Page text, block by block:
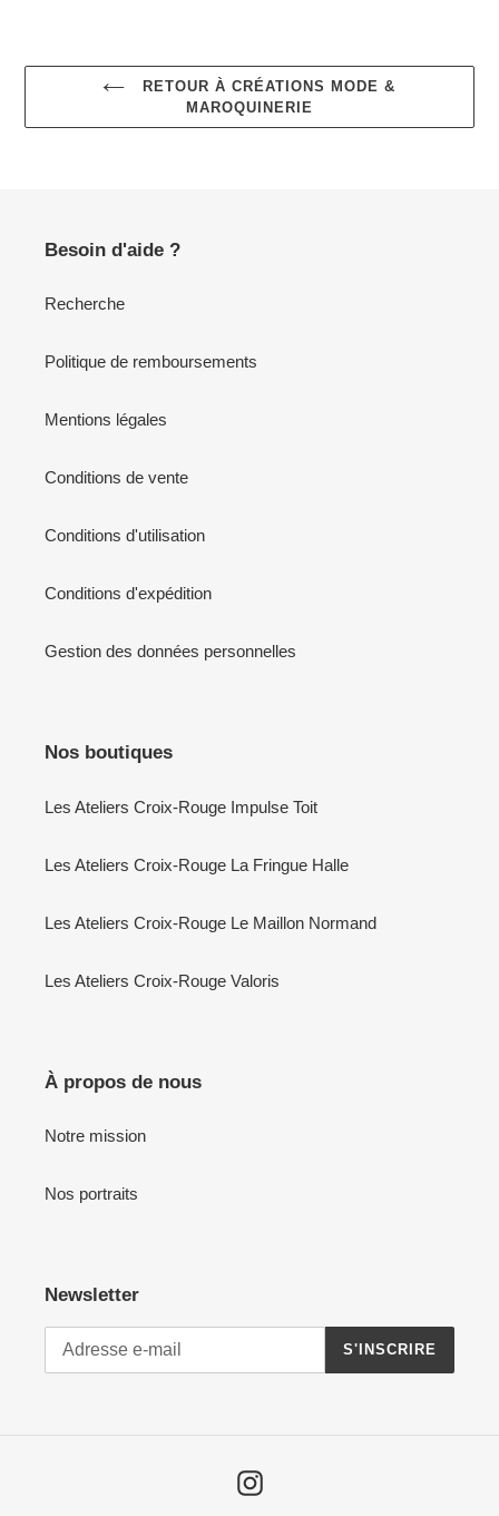
RETOUR À CRÉATIONS MODE &
MAROQUINERIE
Besoin d'aide ?
Recherche
Politique de remboursements
Mentions légales
Conditions de vente
Conditions d'utilisation
Conditions d'expédition
Gestion des données personnelles
Nos boutiques
Les Ateliers Croix-Rouge Impulse Toit
Les Ateliers Croix-Rouge La Fringue Halle
Les Ateliers Croix-Rouge Le Maillon Normand
Les Ateliers Croix-Rouge Valoris
À propos de nous
Notre mission
Nos portraits
Newsletter
S'INSCRIRE
Instagram